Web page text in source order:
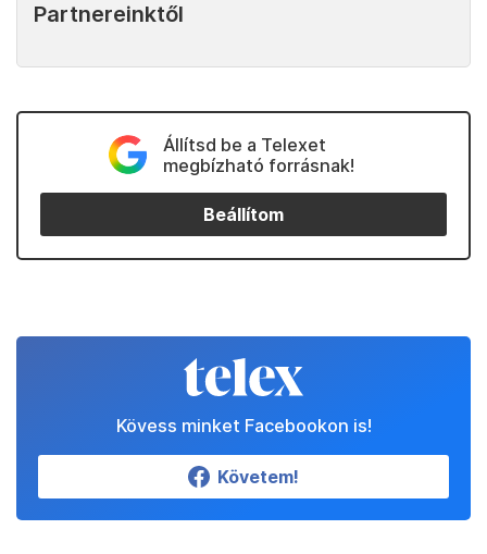
Partnereinktől
Állítsd be a Telexet
megbízható forrásnak!
Beállítom
Kövess minket Facebookon is!
Követem!